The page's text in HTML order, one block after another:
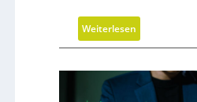
Weiterlesen:
N
a